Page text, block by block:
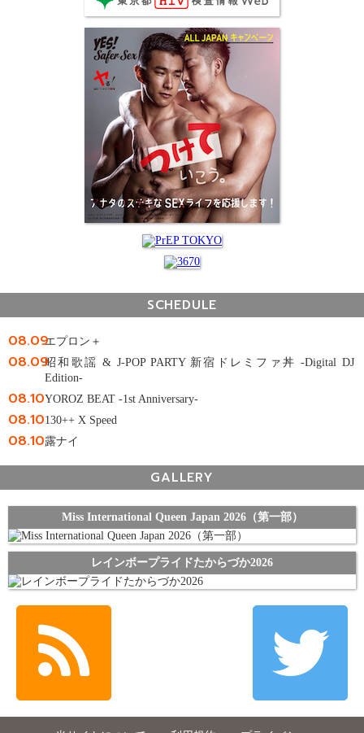
SCHEDULE
08.09エプロン＋
08.09昭和歌謡 & J-POP PARTY 新宿ドレミファ丼 -Digital DJ
Edition-
08.10YOROZ BEAT -1st Anniversary-
08.10130++ X Speed
08.10露ナイ
GALLERY
Miss International Queen Japan 2026（第一部）
レインボープライドたからづか2026